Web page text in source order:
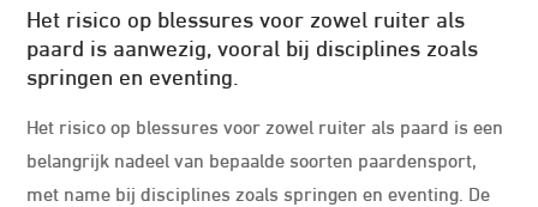
Het risico op blessures voor zowel ruiter als
paard is aanwezig, vooral bij disciplines zoals
springen en eventing.
Het risico op blessures voor zowel ruiter als paard is een
belangrijk nadeel van bepaalde soorten paardensport,
met name bij disciplines zoals springen en eventing. De